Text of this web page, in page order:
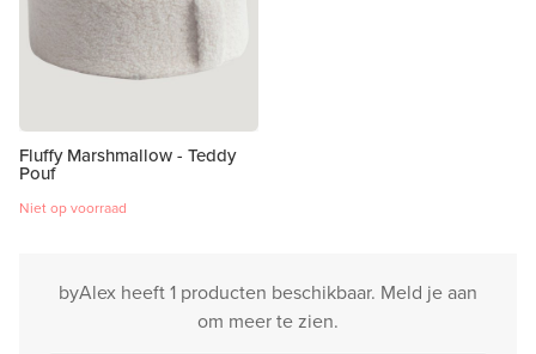
Fluffy Marshmallow - Teddy
Pouf
Niet op voorraad
byAlex heeft 1 producten beschikbaar. Meld je aan
om meer te zien.